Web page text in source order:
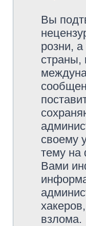
Вы
розни,
страны,
своему
тему на
Вами
взлома.